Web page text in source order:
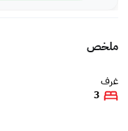
ملخص
غرف
3